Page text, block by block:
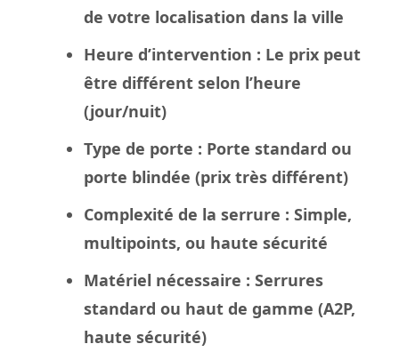
de votre localisation dans la ville
Heure d’intervention : Le prix peut
être différent selon l’heure
(jour/nuit)
Type de porte : Porte standard ou
porte blindée (prix très différent)
Complexité de la serrure : Simple,
multipoints, ou haute sécurité
Matériel nécessaire : Serrures
standard ou haut de gamme (A2P,
haute sécurité)